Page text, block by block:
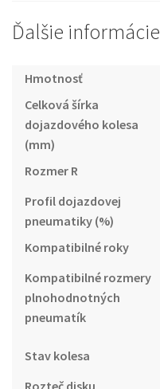
Ďalšie informácie
Hmotnosť
Celková šírka
dojazdového kolesa
(mm)
Rozmer R
Profil dojazdovej
pneumatiky (%)
Kompatibilné roky
Kompatibilné rozmery
plnohodnotných
pneumatík
Stav kolesa
Rozteč disku